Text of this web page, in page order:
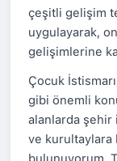
çeşitli gelişim
uygulayarak,
gelişimlerine
Çocuk
gibi önemli
alanlarda şehir
ve kurultaylara